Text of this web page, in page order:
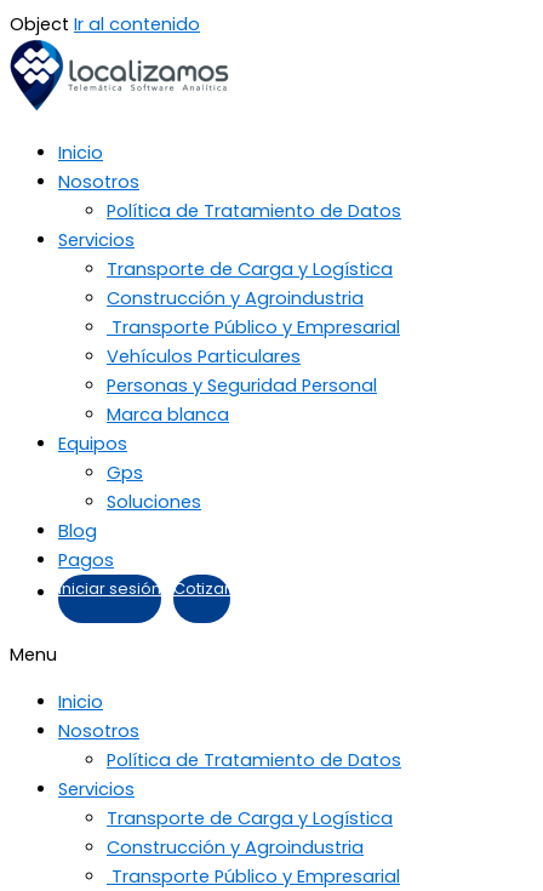
Object Ir al contenido
Inicio
Nosotros
Política de Tratamiento de Datos
Servicios
Transporte de Carga y Logística
Construcción y Agroindustria
Transporte Público y Empresarial
Vehículos Particulares
Personas y Seguridad Personal
Marca blanca
Equipos
Gps
Soluciones
Blog
Pagos
Iniciar sesión Cotizar
Menu
Inicio
Nosotros
Política de Tratamiento de Datos
Servicios
Transporte de Carga y Logística
Construcción y Agroindustria
Transporte Público y Empresarial